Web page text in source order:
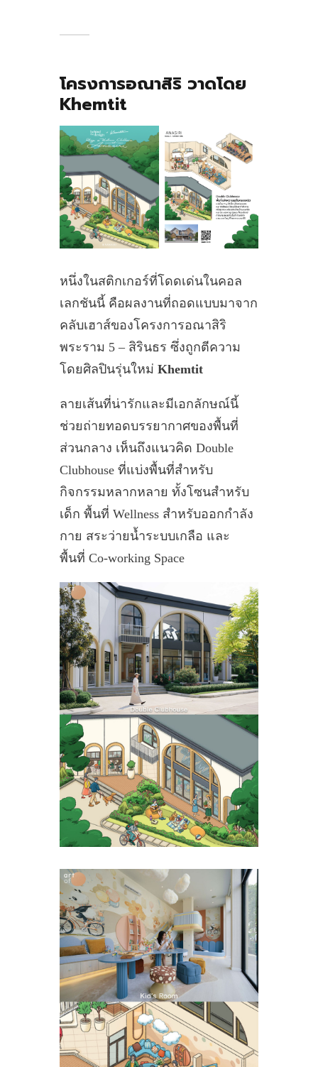
โครงการอณาสิริ วาดโดย
Khemtit
หนึ่งในสติกเกอร์ที่โดดเด่นในคอล
เลกชันนี้ คือผลงานที่ถอดแบบมาจาก
คลับเฮาส์ของโครงการอณาสิริ
พระราม 5 – สิรินธร ซึ่งถูกตีความ
โดยศิลปินรุ่นใหม่ Khemtit
ลายเส้นที่น่ารักและมีเอกลักษณ์นี้
ช่วยถ่ายทอดบรรยากาศของพื้นที่
ส่วนกลาง เห็นถึงแนวคิด Double
Clubhouse ที่แบ่งพื้นที่สำหรับ
กิจกรรมหลากหลาย ทั้งโซนสำหรับ
เด็ก พื้นที่ Wellness สำหรับออกกำลัง
กาย สระว่ายน้ำระบบเกลือ และ
พื้นที่ Co-working Space